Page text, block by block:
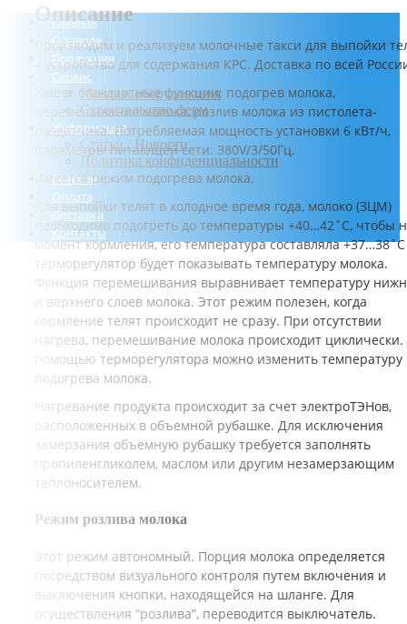
Главная
О заводе
Продукция
Сервис
Монтаж оборудования
Строительство ферм
Информация
Статьи / Новости
Политика конфиденциальности
Галерея
Оплата
Доставка
Контакты
Описание
Производим и реализуем молочные такси для выпойки
– устройство для содержания КРС. Доставка по всей
Имеет стандартные функции: подогрев молока,
перемешивание молока, розлив молока из пистолета-
раздатчика. Потребляемая мощность установки 6 кВт/ч,
параметры питающей сети: 380V/3/50Гц.
Имеется режим подогрева молока.
Для выпойки телят в холодное время года, молоко (ЗЦМ)
необходимо подогреть до температуры +40…42˚С, чтобы
момент кормления, его температура составляла
терморегулятор будет показывать температуру молока.
Функция перемешивания выравнивает температуру
и верхнего слоев молока. Этот режим полезен, когда
кормление телят происходит не сразу. При отсутствии
нагрева, перемешивание молока происходит циклически.
помощью терморегулятора можно изменить температуру
подогрева молока.
Нагревание продукта происходит за счет электроТЭНов,
расположенных в объемной рубашке. Для исключения
замерзания объемную рубашку требуется заполнять
пропиленгликолем, маслом или другим незамерзающим
теплоносителем.
Режим розлива молока
Этот режим автономный. Порция молока определяется
посредством визуального контроля путем включения и
выключения кнопки, находящейся на шланге. Для
осуществления “розлива”, переводится выключатель.